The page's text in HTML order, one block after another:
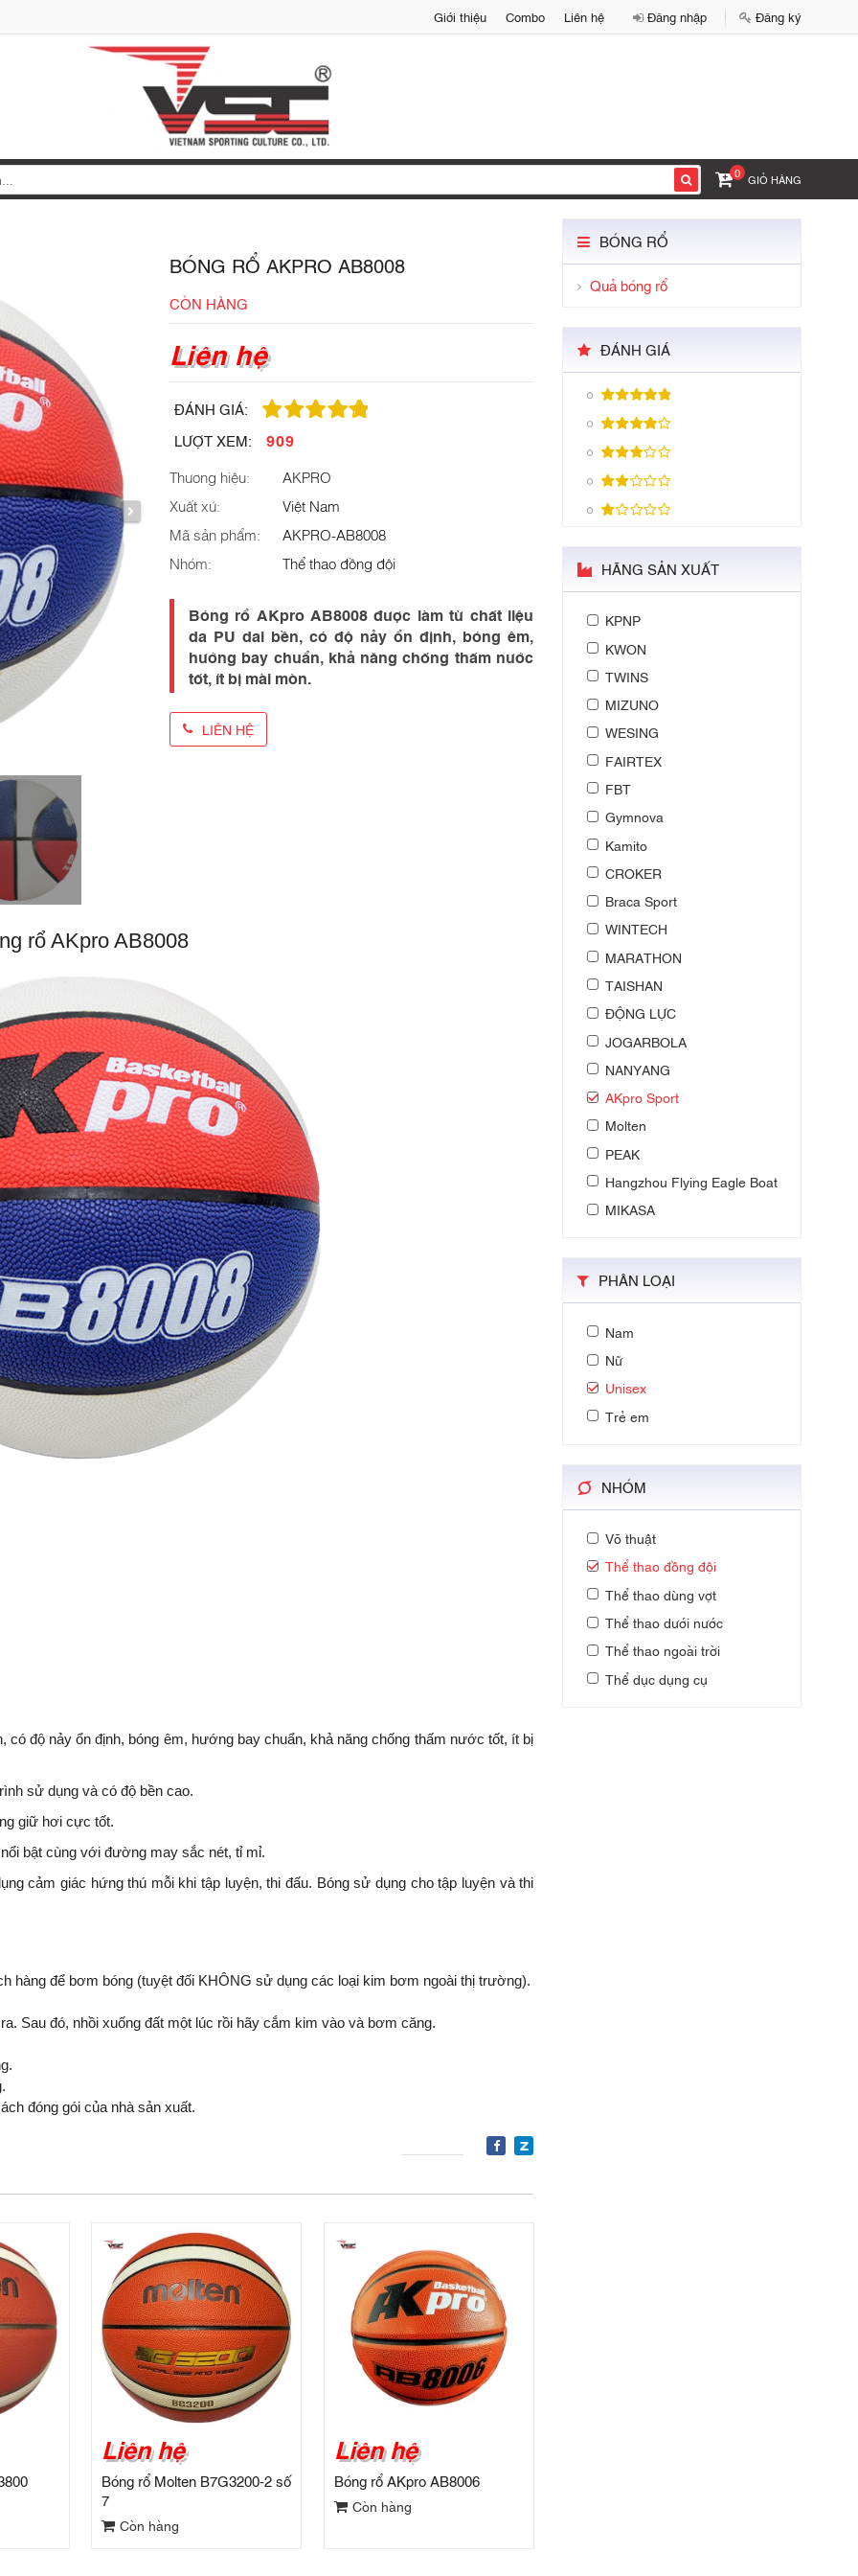
Giới thiệu Combo Liên hệ Đăng nhập Đăng ký
GIỎ HÀNG
0
BÓNG RỔ AKPRO AB8008
CÒN HÀNG
Liên hệ
ĐÁNH GIÁ:
LƯỢT XEM:
909
Thương hiệu:
AKPRO
Xuất xứ:
Việt Nam
Mã sản phẩm:
AKPRO-AB8008
Nhóm:
Thể thao đồng đội
Bóng rổ AKpro AB8008 được làm từ chất liệu
da PU dai bền, có độ nảy ổn định, bóng êm,
hướng bay chuẩn, khả năng chống thấm nước
tốt, ít bị mài mòn.
LIÊN HỆ
rổ AKpro AB8008
độ nảy ổn định, bóng êm, hướng bay chuẩn, khả năng chống thấm nước tốt, ít bị
sử dụng và có độ bền cao.
giữ hơi cực tốt.
bật cùng với đường may sắc nét, tỉ mỉ.
cảm giác hứng thú mỗi khi tập luyện, thi đấu. Bóng sử dụng cho tập luyện và thi
hàng để bơm bóng (tuyệt đối KHÔNG sử dụng các loại kim bơm ngoài thị trường).
Sau đó, nhồi xuống đất một lúc rồi hãy cắm kim vào và bơm căng.
đóng gói của nhà sản xuất.
Liên hệ
Bóng rổ Molten B7G3200-2 số
7
Còn hàng
Liên hệ
Bóng rổ AKpro AB8006
Còn hàng
BÓNG RỔ
Quả bóng rổ
ĐÁNH GIÁ
HÃNG SẢN XUẤT
KPNP
KWON
TWINS
MIZUNO
WESING
FAIRTEX
FBT
Gymnova
Kamito
CROKER
Braca Sport
WINTECH
MARATHON
TAISHAN
ĐỘNG LỰC
JOGARBOLA
NANYANG
AKpro Sport
Molten
PEAK
Hangzhou Flying Eagle Boat
MIKASA
PHÂN LOẠI
Nam
Nữ
Unisex
Trẻ em
NHÓM
Võ thuật
Thể thao đồng đội
Thể thao dùng vợt
Thể thao dưới nước
Thể thao ngoài trời
Thể dục dụng cụ